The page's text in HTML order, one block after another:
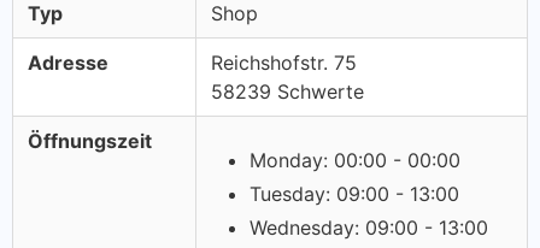
Typ Shop
Adresse
Reichshofstr. 75
58239 Schwerte
Öffnungszeit
Monday: 00:00 - 00:00
Tuesday: 09:00 - 13:00
Wednesday: 09:00 - 13:00